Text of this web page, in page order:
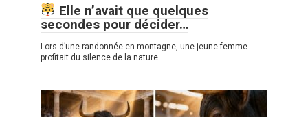
Elle n’avait que quelques
secondes pour décider…
Lors d’une randonnée en montagne, une jeune femme
profitait du silence de la nature